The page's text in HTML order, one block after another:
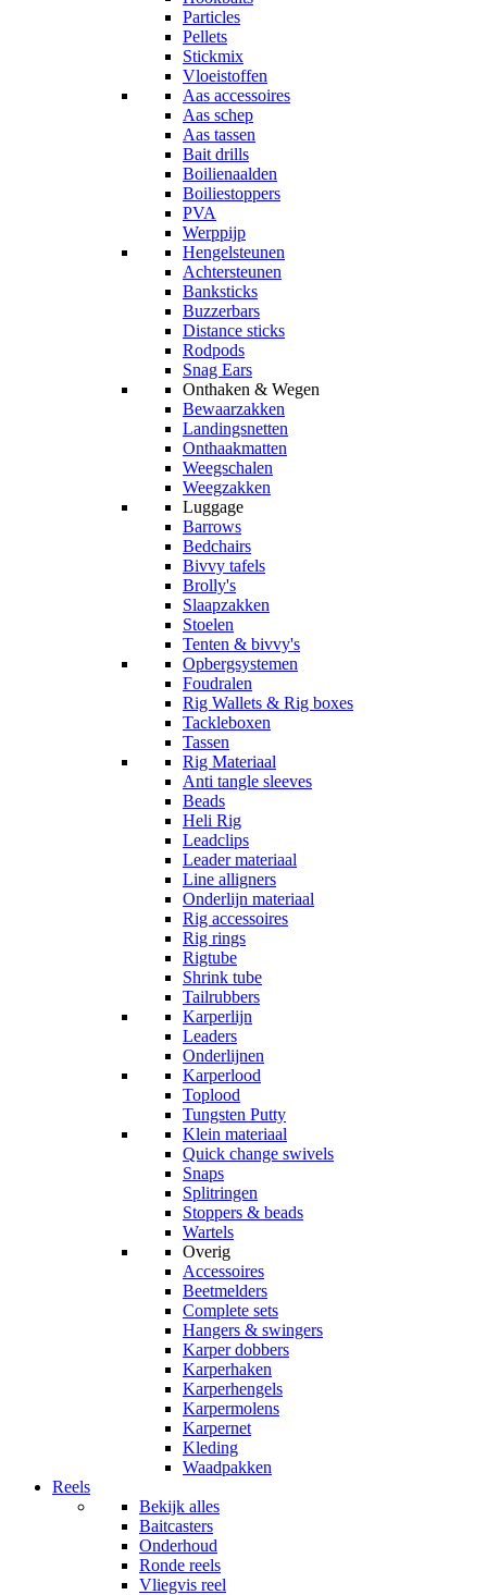
Particles
Pellets
Stickmix
Vloeistoffen
Aas accessoires
Aas schep
Aas tassen
Bait drills
Boilienaalden
Boiliestoppers
PVA
Werppijp
Hengelsteunen
Achtersteunen
Banksticks
Buzzerbars
Distance sticks
Rodpods
Snag Ears
Onthaken & Wegen
Bewaarzakken
Landingsnetten
Onthaakmatten
Weegschalen
Weegzakken
Luggage
Barrows
Bedchairs
Bivvy tafels
Brolly's
Slaapzakken
Stoelen
Tenten & bivvy's
Opbergsystemen
Foudralen
Rig Wallets & Rig boxes
Tackleboxen
Tassen
Rig Materiaal
Anti tangle sleeves
Beads
Heli Rig
Leadclips
Leader materiaal
Line alligners
Onderlijn materiaal
Rig accessoires
Rig rings
Rigtube
Shrink tube
Tailrubbers
Karperlijn
Leaders
Onderlijnen
Karperlood
Toplood
Tungsten Putty
Klein materiaal
Quick change swivels
Snaps
Splitringen
Stoppers & beads
Wartels
Overig
Accessoires
Beetmelders
Complete sets
Hangers & swingers
Karper dobbers
Karperhaken
Karperhengels
Karpermolens
Karpernet
Kleding
Waadpakken
Reels
Bekijk alles
Baitcasters
Onderhoud
Ronde reels
Vliegvis reel